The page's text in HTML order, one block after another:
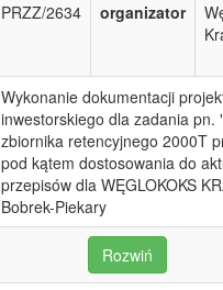
PRZZ/2634 organizator
Wykonanie dokumentacji
inwestorskiego dla zadania pn.
zbiornika retencyjnego 2000T
pod kątem dostosowania do
przepisów dla WĘGLOKOKS
Bobrek-Piekary
Rozwiń